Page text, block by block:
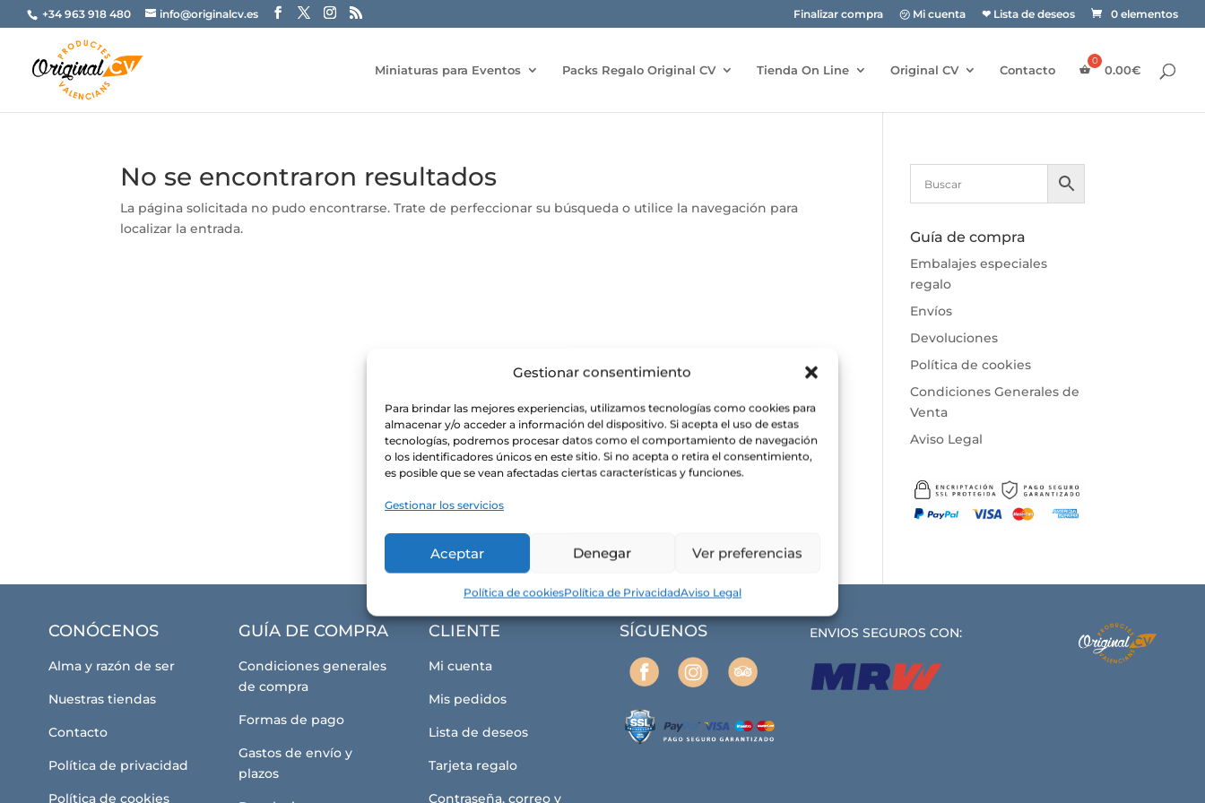
Gestionar consentimiento
Para brindar las mejores experiencias, utilizamos tecnologías como cookies para
almacenar y/o acceder a información del dispositivo. Si acepta el uso de estas
tecnologías, podremos procesar datos como el comportamiento de navegación
o los identificadores únicos en este sitio. Si no acepta o retira el consentimiento,
es posible que se vean afectadas ciertas características y funciones.
Gestionar los servicios
Aceptar Denegar Ver preferencias
Política de cookiesPolítica de PrivacidadAviso Legal
+34 963 918 480 info@originalcv.es Finalizar compra ㋡ Mi cuenta ❤ Lista de deseos 0 elementos
Miniaturas para Eventos Packs Regalo Original CV Tienda On Line Original CV Contacto 0.00€
No se encontraron resultados
La página solicitada no pudo encontrarse. Trate de perfeccionar su búsqueda o utilice la navegación para
localizar la entrada.
Guía de compra
Embalajes especiales
regalo
Envíos
Devoluciones
Política de cookies
Condiciones Generales de
Venta
Aviso Legal
CONÓCENOS
Alma y razón de ser
Nuestras tiendas
Contacto
Política de privacidad
Política de cookies
GUÍA DE COMPRA
Condiciones generales
de compra
Formas de pago
Gastos de envío y
plazos
CLIENTE
Mi cuenta
Mis pedidos
Lista de deseos
Tarjeta regalo
Contraseña, correo y
SÍGUENOS ENVIOS SEGUROS CON: